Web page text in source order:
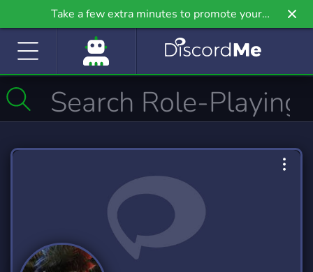
Take a few extra minutes to promote your
community even further on Griv.io, our newest